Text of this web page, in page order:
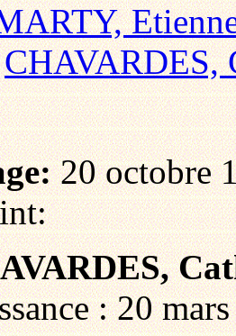
CHAVARDES,
20 octobre
: 20